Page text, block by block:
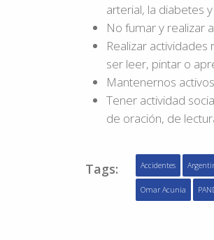
arterial, la diabetes
No fumar y realizar
Realizar
ser leer, pintar o
Mantenernos
Tener actividad
de oración, de
Tags: Accidentes
Omar Acunia